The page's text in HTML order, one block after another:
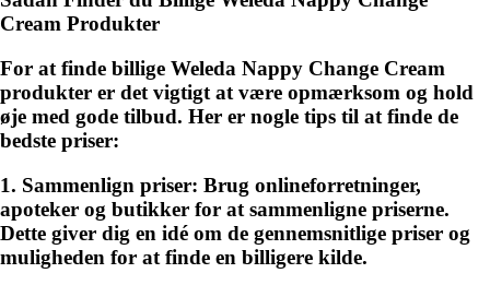
Cream Produkter
For at finde billige Weleda Nappy Change Cream
produkter er det vigtigt at være opmærksom og hold
øje med gode tilbud. Her er nogle tips til at finde de
bedste priser:
1. Sammenlign priser: Brug onlineforretninger,
apoteker og butikker for at sammenligne priserne.
Dette giver dig en idé om de gennemsnitlige priser og
muligheden for at finde en billigere kilde.